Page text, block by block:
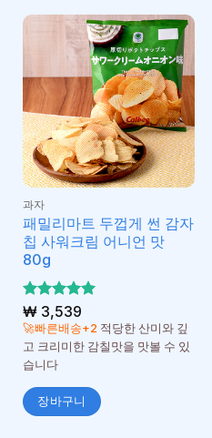
과자
패밀리마트 두껍게 썬 감자
칩 사워크림 어니언 맛
80g
5 중에서
5로 평가
됨
₩3,539
🚀빠른배송+2적당한 산미와 깊
고 크리미한 감칠맛을 맛볼 수 있
습니다
장바구니